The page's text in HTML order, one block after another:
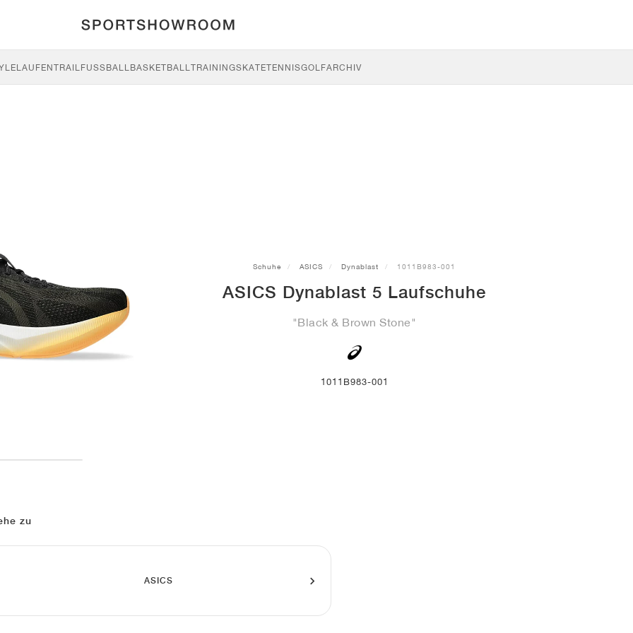
LAUFENTRAILFUSSBALL BASKETBALLTRAININGSKATETENNISGOLFARCHIV
Schuhe ASICS Dynablast 1011B983-001
ASICS Dynablast 5 Laufschuhe
"Black & Brown Stone"
1011B983-001
zu
ASICS